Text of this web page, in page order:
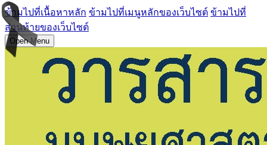
ข้ามไปที่เนื้อหาหลัก ข้ามไปที่เมนูหลักของเว็บไซต์ ข้ามไปที่
ส่วนท้ายของเว็บไซต์
Open Menu